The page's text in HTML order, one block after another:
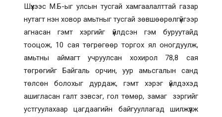
Шүүхээс М.Б-ыг улсын тусгай хамгаалалттай газар
нутагт нэн ховор амьтныг тусгай зөвшөөрөлгүйгээр
агнасан гэмт хэргийг үйлдсэн гэм буруутайд
тооцож, 10 сая төгрөгөөр торгох ял оногдуулж,
амьтны аймагт учруулсан хохирол 78,8 сая
төгрөгийг Байгаль орчин, уур амьсгалын санд
төлсөн болохыг дурдаж, гэмт хэрэг үйлдэхэд
ашигласан галт зэвсэг, гол төмөр, замаг зэргийг
устгуулахаар цагдаагийн байгууллагад шилжүүлж